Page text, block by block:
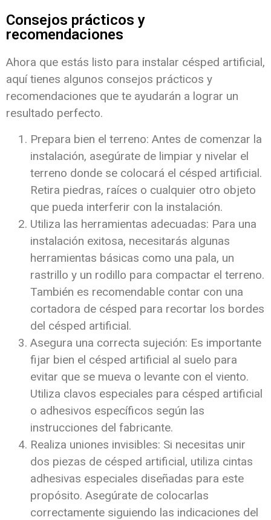
Consejos prácticos y
recomendaciones
Ahora que estás listo para instalar césped artificial,
aquí tienes algunos consejos prácticos y
recomendaciones que te ayudarán a lograr un
resultado perfecto.
Prepara bien el terreno: Antes de comenzar la
instalación, asegúrate de limpiar y nivelar el
terreno donde se colocará el césped artificial.
Retira piedras, raíces o cualquier otro objeto
que pueda interferir con la instalación.
Utiliza las herramientas adecuadas: Para una
instalación exitosa, necesitarás algunas
herramientas básicas como una pala, un
rastrillo y un rodillo para compactar el terreno.
También es recomendable contar con una
cortadora de césped para recortar los bordes
del césped artificial.
Asegura una correcta sujeción: Es importante
fijar bien el césped artificial al suelo para
evitar que se mueva o levante con el viento.
Utiliza clavos especiales para césped artificial
o adhesivos específicos según las
instrucciones del fabricante.
Realiza uniones invisibles: Si necesitas unir
dos piezas de césped artificial, utiliza cintas
adhesivas especiales diseñadas para este
propósito. Asegúrate de colocarlas
correctamente siguiendo las indicaciones del